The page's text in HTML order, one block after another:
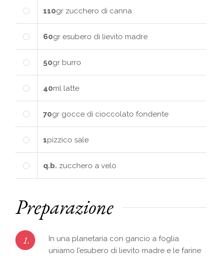
110gr zucchero di canna
60gr esubero di lievito madre
50gr burro
40ml latte
70gr gocce di cioccolato fondente
1pizzico sale
q.b. zucchero a velo
Preparazione
1.
In una planetaria con gancio a foglia
uniamo l’esubero di lievito madre e le farine